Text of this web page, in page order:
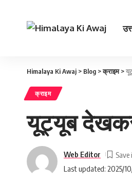
Himalaya Ki Awaj > Blog >क्राइम>
क्राइम
यूट्यूब
Last updated: 2025/
Web Editor